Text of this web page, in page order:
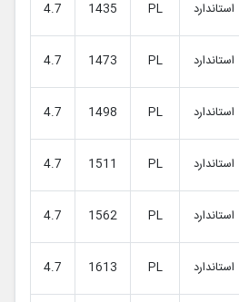
استاندارد PL
1435
4.7
استاندارد PL
1473
4.7
استاندارد PL
1498
4.7
استاندارد PL
1511
4.7
استاندارد PL
1562
4.7
استاندارد PL
1613
4.7